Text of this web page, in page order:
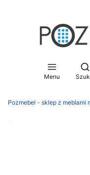
Menu
Pozmebel - sklep z meblami
Darmowa dostawa